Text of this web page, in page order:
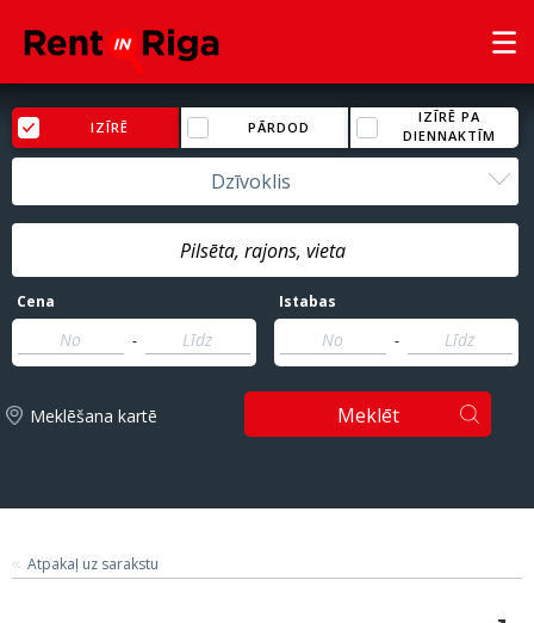
IZĪRĒ PĀRDOD
IZĪRĒ PA
DIENNAKTĪM
Dzīvoklis
Cena
-
Istabas
-
Meklēšana kartē Meklēt
Atpakaļ uz sarakstu